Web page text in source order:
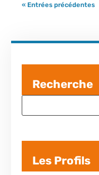
« Entrées précédentes
Recherche
Les Profils